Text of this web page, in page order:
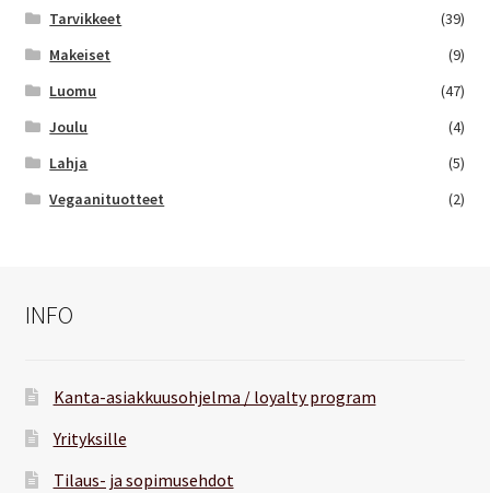
Tarvikkeet
(39)
Makeiset
(9)
Luomu
(47)
Joulu
(4)
Lahja
(5)
Vegaanituotteet
(2)
INFO
Kanta-asiakkuusohjelma / loyalty program
Yrityksille
Tilaus- ja sopimusehdot